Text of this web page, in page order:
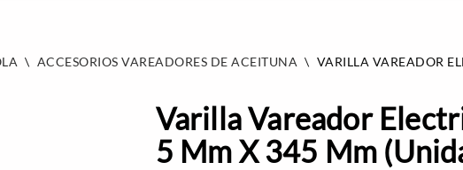
\ ACCESORIOS VAREADORES DE ACEITUNA \ VARILLA VAREADOR
Varilla Vareador
5 Mm X 345 Mm